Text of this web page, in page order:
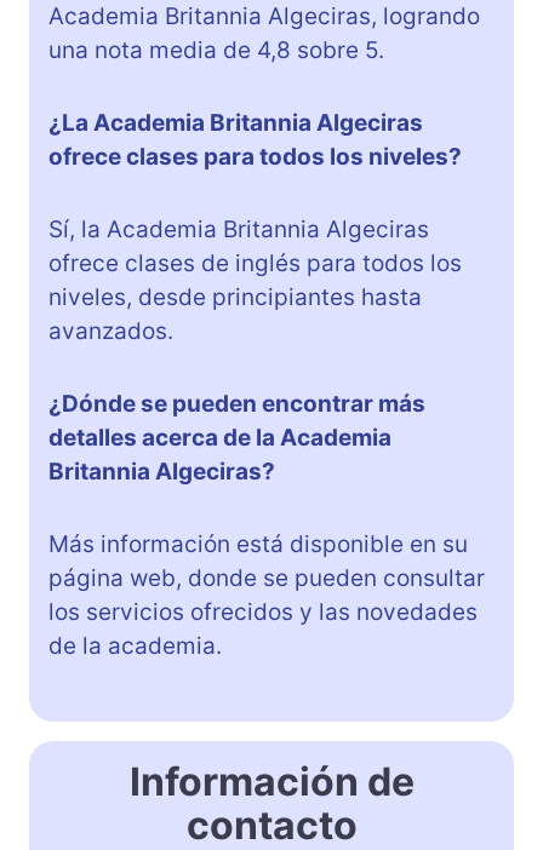
Academia Britannia Algeciras, logrando
una nota media de 4,8 sobre 5.
¿La Academia Britannia Algeciras
ofrece clases para todos los niveles?
Sí, la Academia Britannia Algeciras
ofrece clases de inglés para todos los
niveles, desde principiantes hasta
avanzados.
¿Dónde se pueden encontrar más
detalles acerca de la Academia
Britannia Algeciras?
Más información está disponible en su
página web, donde se pueden consultar
los servicios ofrecidos y las novedades
de la academia.
Información de
contacto